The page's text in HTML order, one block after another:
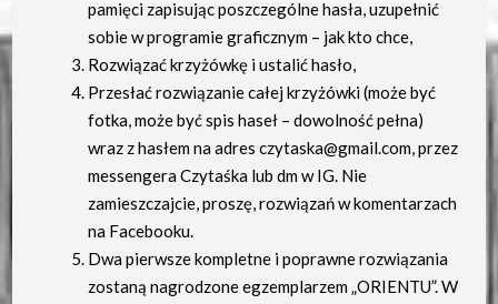
pamięci zapisując poszczególne hasła, uzupełnić
sobie w programie graficznym – jak kto chce,
Rozwiązać krzyżówkę i ustalić hasło,
Przesłać rozwiązanie całej krzyżówki (może być
fotka, może być spis haseł – dowolność pełna)
wraz z hasłem na adres czytaska@gmail.com, przez
messengera Czytaśka lub dm w IG. Nie
zamieszczajcie, proszę, rozwiązań w komentarzach
na Facebooku.
Dwa pierwsze kompletne i poprawne rozwiązania
zostaną nagrodzone egzemplarzem „ORIENTU”. W